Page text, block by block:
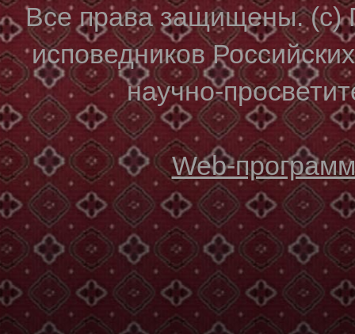
Все права защищены. (с)
исповедников
научно-
Web-